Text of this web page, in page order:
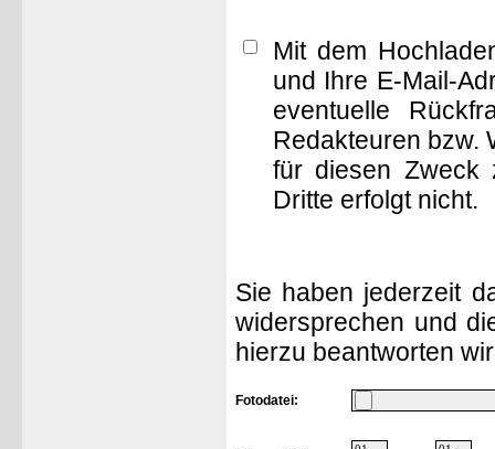
Mit dem
und Ihre E-Mail-
eventuelle
Redakteuren bzw.
für diesen Zweck
Dritte erfolgt nicht.
Sie haben jederzeit
widersprechen und
hierzu beantworten
Fotodatei: